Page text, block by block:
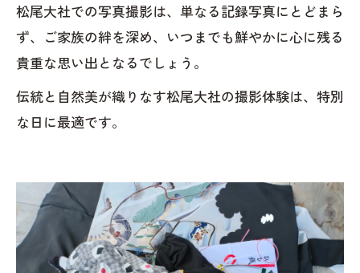
松尾大社での写真撮影は、単なる記録写真にとどまら
ず、ご家族の絆を深め、いつまでも鮮やかに心に残る
貴重な思い出となるでしょう。
伝統と自然美が織りなす松尾大社の撮影体験は、特別
な日に最適です。